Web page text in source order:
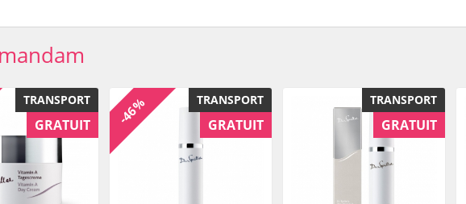
Cetyl Alcohol, Acrylates/C10-30 Alkyl Acrylate
Dr. Spiller - Pure SkinCare Solutions
TRANSPORT
GRATUIT
TRANSPORT
GRATUIT
-46% TRANSPORT
GRATUIT